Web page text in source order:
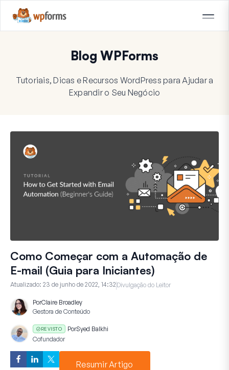
Blog WPForms
Tutoriais, Dicas e Recursos WordPress para Ajudar a
Expandir o Seu Negócio
Como Começar com a Automação de
E-mail (Guia para Iniciantes)
Atualizado: 23 de junho de 2022, 14:32 Divulgação do Leitor
PorClaire Broadley
Gestora de Conteúdo
REVISTO PorSyed Balkhi
Cofundador
Resumir Artigo